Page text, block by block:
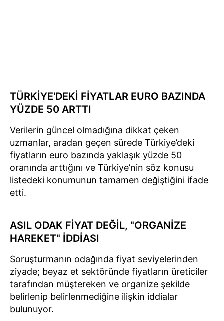
TÜRKİYE'DEKİ FİYATLAR EURO BAZINDA
YÜZDE 50 ARTTI
Verilerin güncel olmadığına dikkat çeken
uzmanlar, aradan geçen sürede Türkiye’deki
fiyatların euro bazında yaklaşık yüzde 50
oranında arttığını ve Türkiye’nin söz konusu
listedeki konumunun tamamen değiştiğini ifade
etti.
ASIL ODAK FİYAT DEĞİL, "ORGANİZE
HAREKET" İDDİASI
Soruşturmanın odağında fiyat seviyelerinden
ziyade; beyaz et sektöründe fiyatların üreticiler
tarafından müştereken ve organize şekilde
belirlenip belirlenmediğine ilişkin iddialar
bulunuyor.